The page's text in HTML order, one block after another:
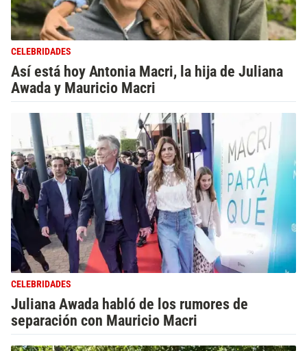
CELEBRIDADES
Así está hoy Antonia Macri, la hija de Juliana
Awada y Mauricio Macri
CELEBRIDADES
Juliana Awada habló de los rumores de
separación con Mauricio Macri